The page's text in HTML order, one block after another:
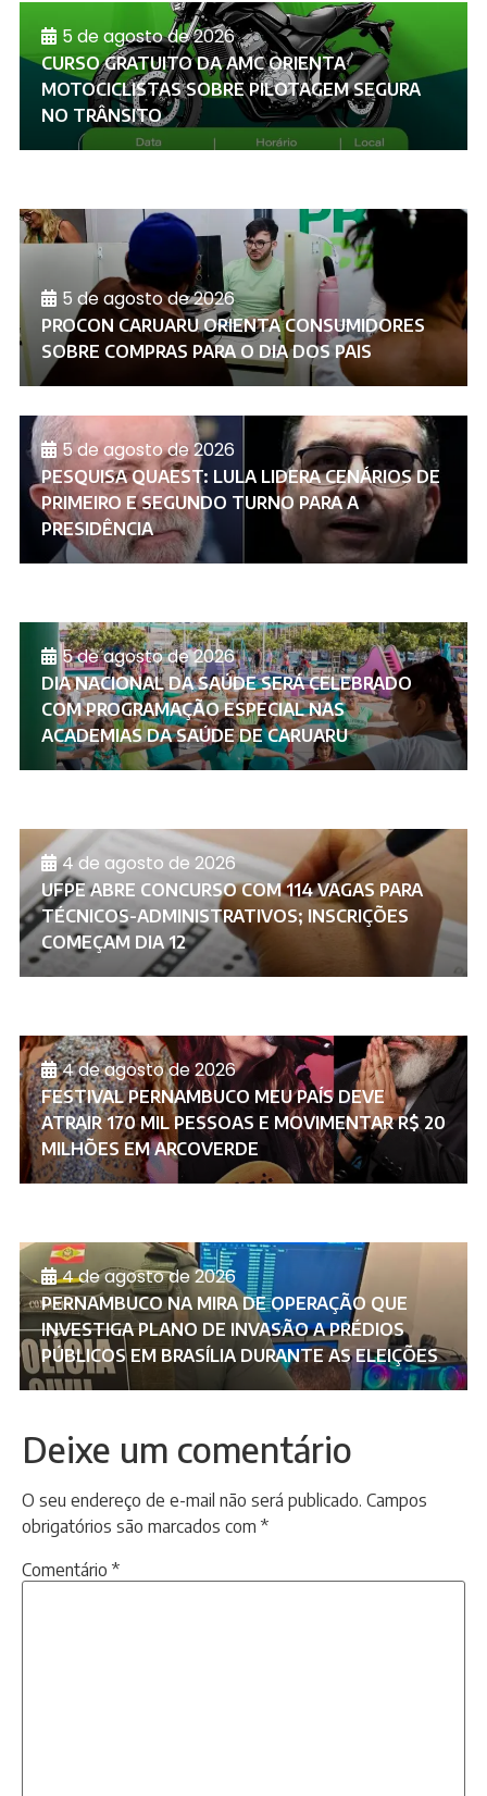
5 de agosto de 2026
CURSO GRATUITO DA AMC ORIENTA
MOTOCICLISTAS SOBRE PILOTAGEM SEGURA
NO TRÂNSITO
5 de agosto de 2026
PROCON CARUARU ORIENTA CONSUMIDORES
SOBRE COMPRAS PARA O DIA DOS PAIS
5 de agosto de 2026
PESQUISA QUAEST: LULA LIDERA CENÁRIOS DE
PRIMEIRO E SEGUNDO TURNO PARA A
PRESIDÊNCIA
5 de agosto de 2026
DIA NACIONAL DA SAÚDE SERÁ CELEBRADO
COM PROGRAMAÇÃO ESPECIAL NAS
ACADEMIAS DA SAÚDE DE CARUARU
4 de agosto de 2026
UFPE ABRE CONCURSO COM 114 VAGAS PARA
TÉCNICOS-ADMINISTRATIVOS; INSCRIÇÕES
COMEÇAM DIA 12
4 de agosto de 2026
FESTIVAL PERNAMBUCO MEU PAÍS DEVE
ATRAIR 170 MIL PESSOAS E MOVIMENTAR R$ 20
MILHÕES EM ARCOVERDE
4 de agosto de 2026
PERNAMBUCO NA MIRA DE OPERAÇÃO QUE
INVESTIGA PLANO DE INVASÃO A PRÉDIOS
PÚBLICOS EM BRASÍLIA DURANTE AS ELEIÇÕES
Deixe um comentário
O seu endereço de e-mail não será publicado. Campos
obrigatórios são marcados com *
Comentário *